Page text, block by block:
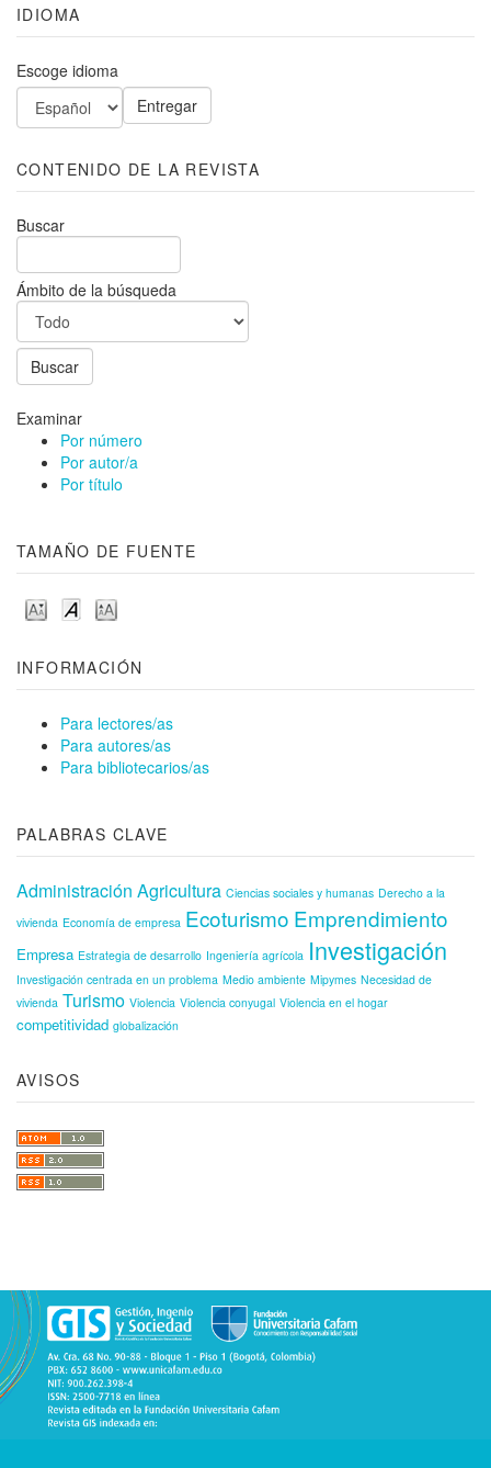
IDIOMA
Escoge idioma
CONTENIDO DE LA REVISTA
Buscar
Ámbito de la búsqueda
Examinar
Por número
Por autor/a
Por título
TAMAÑO DE FUENTE
INFORMACIÓN
Para lectores/as
Para autores/as
Para bibliotecarios/as
PALABRAS CLAVE
Administración Agricultura Ciencias sociales y humanas Derecho a la
vivienda Economía de empresa Ecoturismo Emprendimiento
Empresa Estrategia de desarrollo Ingeniería agrícola Investigación
Investigación centrada en un problema Medio ambiente Mipymes Necesidad de
vivienda Turismo Violencia Violencia conyugal Violencia en el hogar
competitividad globalización
AVISOS